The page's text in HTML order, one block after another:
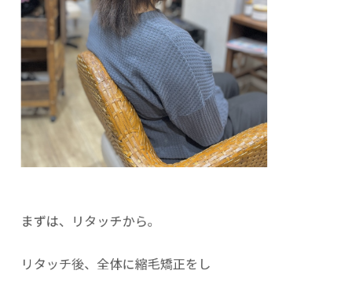
まずは、リタッチから。
リタッチ後、全体に縮毛矯正をし